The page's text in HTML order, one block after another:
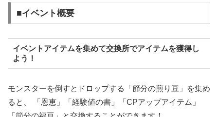
■イベント概要
イベントアイテムを集めて交換所でアイテムを獲得し
よう！
モンスターを倒すとドロップする「節分の煎り豆」を集め
ると、 「恩恵」「経験値の書」「CPアップアイテム」